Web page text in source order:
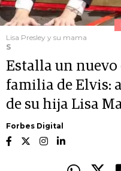
Lisa Presley y su mama
S
Estalla un nuevo
familia de Elvis:
de su hija Lisa
Forbes Digital